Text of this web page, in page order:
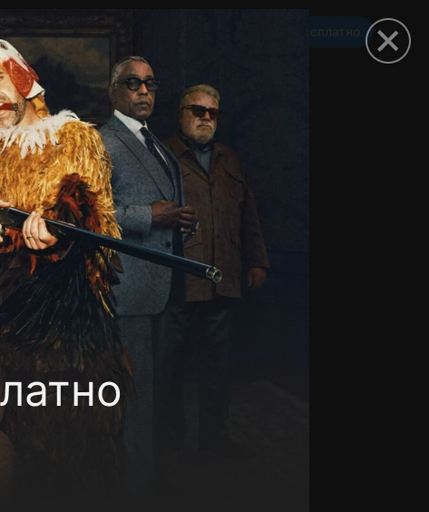
Смотреть 3650 дней бесплатно
промокод